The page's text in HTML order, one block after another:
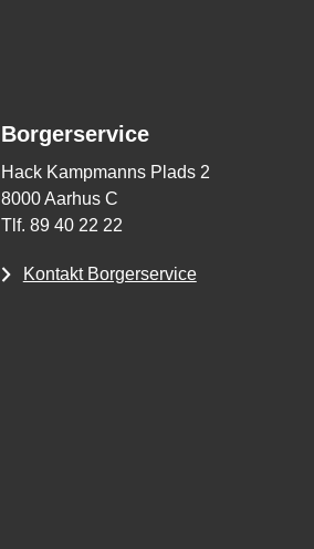
Borgerservice
Hack Kampmanns Plads 2
8000 Aarhus C
Tlf. 89 40 22 22
Kontakt Borgerservice